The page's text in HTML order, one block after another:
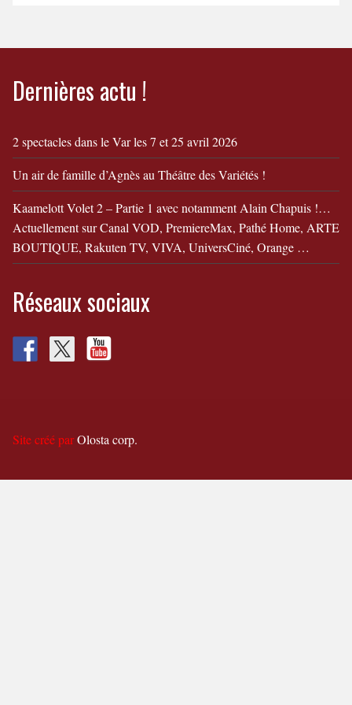
Dernières actu !
2 spectacles dans le Var les 7 et 25 avril 2026
Un air de famille d’Agnès au Théâtre des Variétés !
Kaamelott Volet 2 – Partie 1 avec notamment Alain Chapuis !…
Actuellement sur Canal VOD, PremiereMax, Pathé Home, ARTE
BOUTIQUE, Rakuten TV, VIVA, UniversCiné, Orange …
Réseaux sociaux
Site créé parOlosta corp.